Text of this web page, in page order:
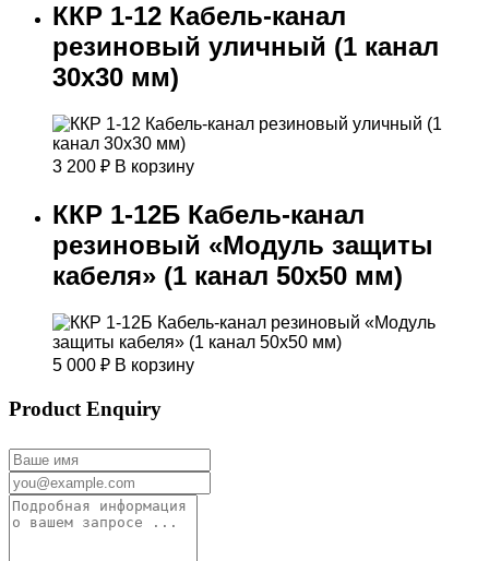
ККР 1-12 Кабель-канал
резиновый уличный (1 канал
30х30 мм)
3 200 ₽ В корзину
ККР 1-12Б Кабель-канал
резиновый «Модуль защиты
кабеля» (1 канал 50х50 мм)
5 000 ₽ В корзину
Product Enquiry